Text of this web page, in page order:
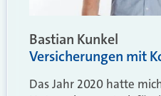
Bastian Kunkel
Versicherungen mit
Das Jahr 2020 hatte